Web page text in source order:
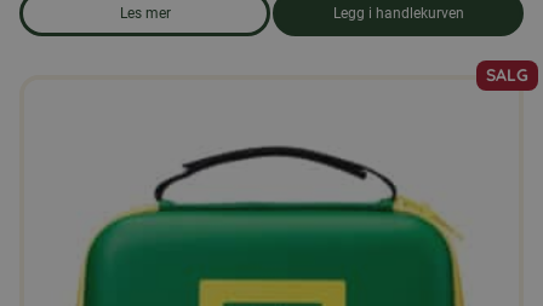
Les mer
om produkten Oppvaskmiddel
Legg i handlekurven
SALG